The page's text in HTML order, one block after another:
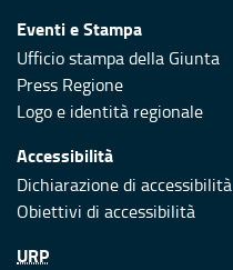
Eventi e Stampa
Ufficio stampa della Giunta
Press Regione
Logo e identità regionale
Accessibilità
Dichiarazione di accessibilità
Obiettivi di accessibilità
URP